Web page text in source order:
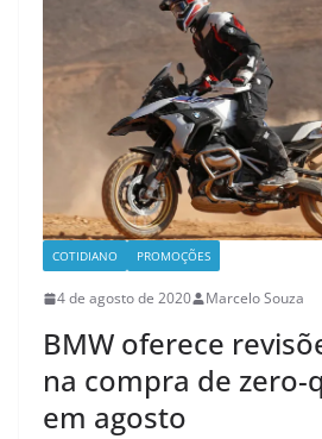
COTIDIANO PROMOÇÕES
4 de agosto de 2020 Marcelo Souza
BMW oferece
na compra de
em agosto